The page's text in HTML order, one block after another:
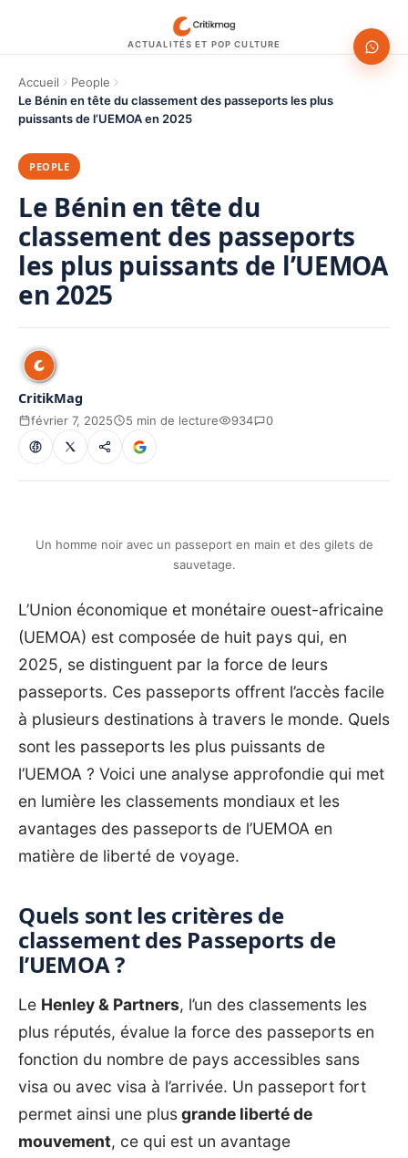
ACTUALITÉS ET POP CULTURE
Accueil
People
Le Bénin en tête du classement des passeports les plus
puissants de l’UEMOA en 2025
PEOPLE
Le Bénin en tête du
classement des passeports
les plus puissants de l’UEMOA
en 2025
CritikMag
février 7, 2025 5 min de lecture 934 0
Un homme noir avec un passeport en main et des gilets de
sauvetage.
L’Union économique et monétaire ouest-africaine
(UEMOA) est composée de huit pays qui, en
2025, se distinguent par la force de leurs
passeports. Ces passeports offrent l’accès facile
à plusieurs destinations à travers le monde. Quels
sont les passeports les plus puissants de
l’UEMOA ? Voici une analyse approfondie qui met
en lumière les classements mondiaux et les
avantages des passeports de l’UEMOA en
matière de liberté de voyage.
Quels sont les critères de
classement des Passeports de
l’UEMOA ?
Le Henley & Partners, l’un des classements les
plus réputés, évalue la force des passeports en
fonction du nombre de pays accessibles sans
visa ou avec visa à l’arrivée. Un passeport fort
permet ainsi une plusgrande liberté de
mouvement, ce qui est un avantage